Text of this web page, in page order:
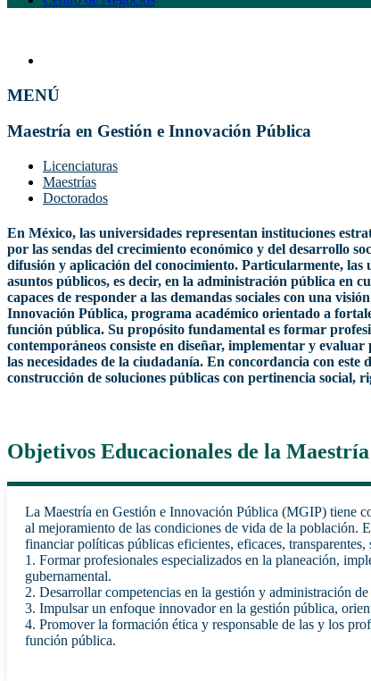
MENÚ
Maestría en Gestión e Innovación Pública
Licenciaturas
Maestrías
Doctorados
En México, las universidades representan instituciones
por las sendas del crecimiento económico y del desarrollo
difusión y aplicación del conocimiento. Particularmente,
asuntos públicos, es decir, en la administración pública en
capaces de responder a las demandas sociales con una
Innovación Pública, programa académico orientado a
función pública. Su propósito fundamental es formar
contemporáneos consiste en diseñar, implementar y
las necesidades de la ciudadanía. En concordancia con
construcción de soluciones públicas con pertinencia social,
Objetivos Educacionales de la
La Maestría en Gestión e Innovación Pública (MGIP) tiene
al mejoramiento de las condiciones de vida de la población.
financiar políticas públicas eficientes, eficaces,
1. Formar profesionales especializados en la planeación,
gubernamental.
2. Desarrollar competencias en la gestión y administración
3. Impulsar un enfoque innovador en la gestión pública,
4. Promover la formación ética y responsable de las y los
función pública.